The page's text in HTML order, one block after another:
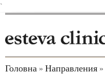
`
Головна » Направления »